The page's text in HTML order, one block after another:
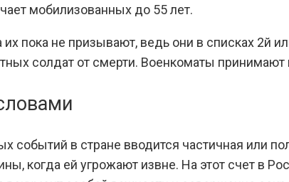
мобилизованных до 55 лет.
пока не призывают, ведь они в списках 2й
солдат от смерти. Военкоматы принимают
событий в стране вводится частичная или
когда ей угрожают извне. На этот счет в